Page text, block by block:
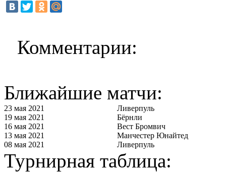
Комментарии:
Ближайшие матчи:
23 мая 2021
Ливерпуль
19 мая 2021
Бёрнли
16 мая 2021
Вест Бромвич
13 мая 2021
Манчестер Юнайтед
08 мая 2021
Ливерпуль
Турнирная таблица: